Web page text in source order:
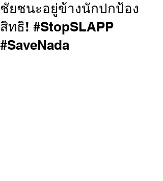
ชัยชนะอยู่ข้างนักปกป้อง
สิทธิ! #StopSLAPP
#SaveNada